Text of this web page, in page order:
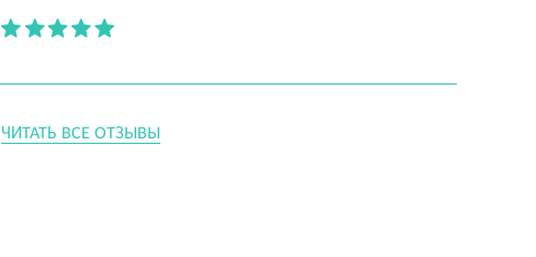
ЧИТАТЬ ВСЕ ОТЗЫВЫ